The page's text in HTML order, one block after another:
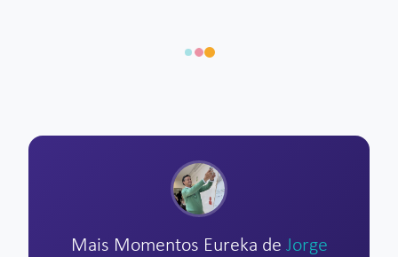
Mais Momentos Eureka de Jorge